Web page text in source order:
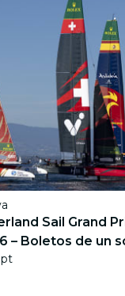
Sail Grand
– Boletos de un